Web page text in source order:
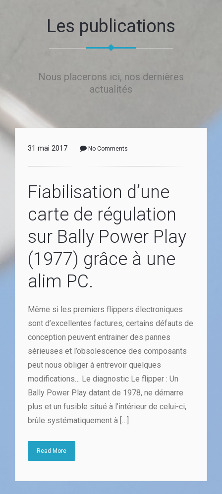
Les publications
Nous placerons ici, nos dernières
actualités
31 mai 2017 No Comments
Fiabilisation d’une
carte de régulation
sur Bally Power Play
(1977) grâce à une
alim PC.
Même si les premiers flippers électroniques
sont d’excellentes factures, certains défauts de
conception peuvent entrainer des pannes
sérieuses et l’obsolescence des composants
peut nous obliger à entrevoir quelques
modifications… Le diagnostic Le flipper : Un
Bally Power Play datant de 1978, ne démarre
plus et un fusible situé à l’intérieur de celui-ci,
brûle systématiquement à […]
Read More